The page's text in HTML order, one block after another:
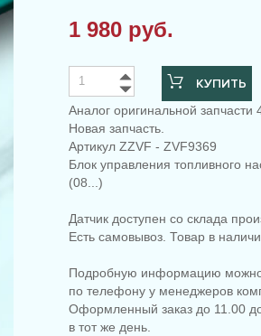
1 980 руб.
КУПИТЬ
Аналог оригинальной запчасти
Новая запчасть.
Артикул ZZVF - ZVF9369
Блок управления топливного
(08...)
Датчик доступен со склада
Есть самовывоз. Товар в
Подробную информацию можно
по телефону у менеджеров
Оформленный заказ до 11.00
в тот же день.